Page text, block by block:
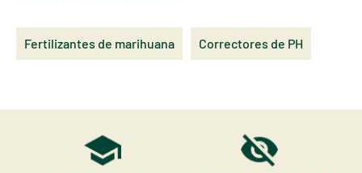
Fertilizantes de marihuana Correctores de PH